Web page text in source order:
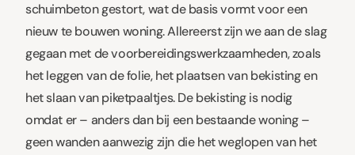
schuimbeton gestort, wat de basis vormt voor een
nieuw te bouwen woning. Allereerst zijn we aan de slag
gegaan met de voorbereidingswerkzaamheden, zoals
het leggen van de folie, het plaatsen van bekisting en
het slaan van piketpaaltjes. De bekisting is nodig
omdat er – anders dan bij een bestaande woning –
geen wanden aanwezig zijn die het weglopen van het